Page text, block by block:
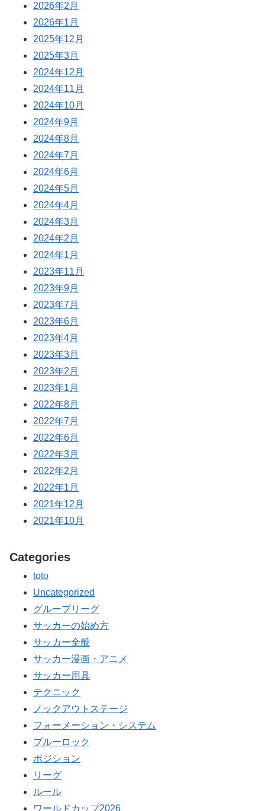
2026年2月
2026年1月
2025年12月
2025年3月
2024年12月
2024年11月
2024年10月
2024年9月
2024年8月
2024年7月
2024年6月
2024年5月
2024年4月
2024年3月
2024年2月
2024年1月
2023年11月
2023年9月
2023年7月
2023年6月
2023年4月
2023年3月
2023年2月
2023年1月
2022年8月
2022年7月
2022年6月
2022年3月
2022年2月
2022年1月
2021年12月
2021年10月
Categories
toto
Uncategorized
グループリーグ
サッカーの始め方
サッカー全般
サッカー漫画・アニメ
サッカー用具
テクニック
ノックアウトステージ
フォーメーション・システム
ブルーロック
ポジション
リーグ
ルール
ワールドカップ2026